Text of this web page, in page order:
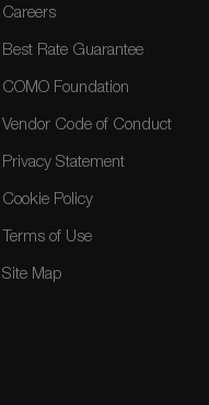
Careers
Best Rate Guarantee
COMO Foundation
Vendor Code of Conduct
Privacy Statement
Cookie Policy
Terms of Use
Site Map